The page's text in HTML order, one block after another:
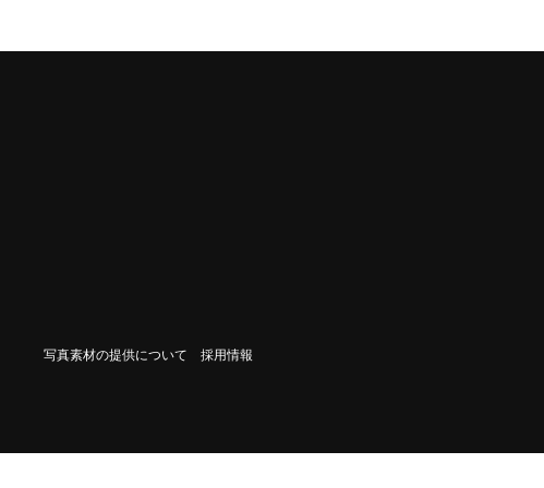
写真素材の提供について 採用情報